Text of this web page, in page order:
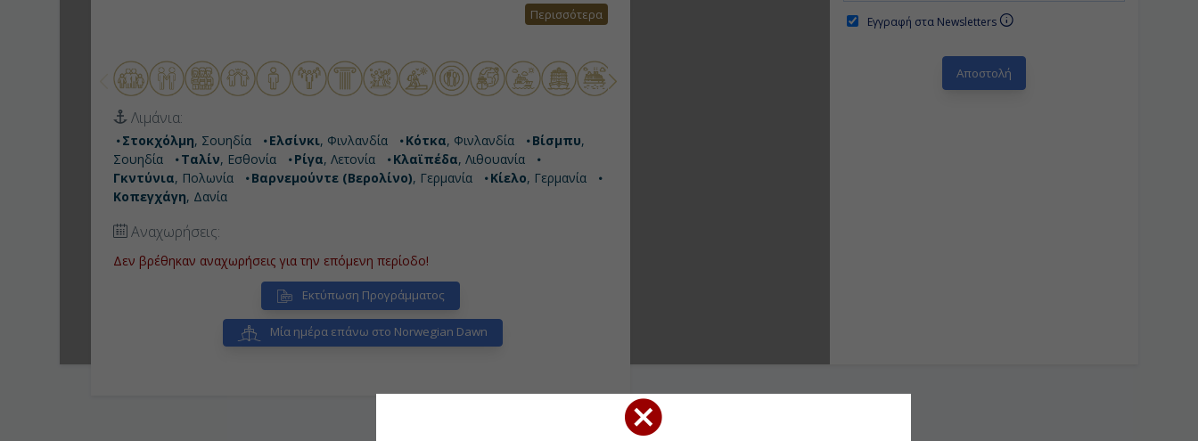
Περισσότερα
Λιμάνια:
Στοκχόλμη, Σουηδία Ελσίνκι, Φινλανδία Κότκα, Φινλανδία Βίσμπυ,
Σουηδία
Ταλίν, Εσθονία Ρίγα, Λετονία Κλαϊπέδα, Λιθουανία
Γκντύνια, Πολωνία Βαρνεμούντε (Βερολίνο), Γερμανία Κίελο, Γερμανία
Κοπεγχάγη, Δανία
Αναχωρήσεις:
Δεν βρέθηκαν αναχωρήσεις για την επόμενη περίοδο!
Εκτύπωση Προγράμματος
Μία ημέρα επάνω στο Norwegian Dawn
Εγγραφή στα Newsletters